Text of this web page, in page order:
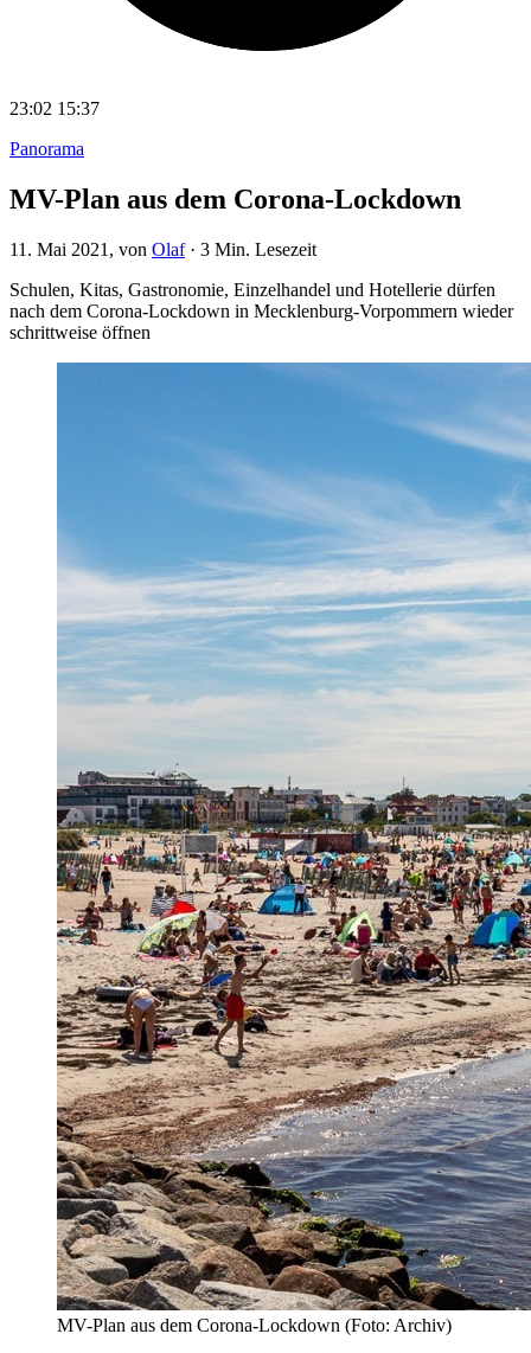
23:02 15:37
Panorama
MV-Plan aus dem Corona-Lockdown
11. Mai 2021 , von Olaf· 3 Min. Lesezeit
Schulen, Kitas, Gastronomie, Einzelhandel und Hotellerie dürfen
nach dem Corona-Lockdown in Mecklenburg-Vorpommern wieder
schrittweise öffnen
MV-Plan aus dem Corona-Lockdown (Foto: Archiv)